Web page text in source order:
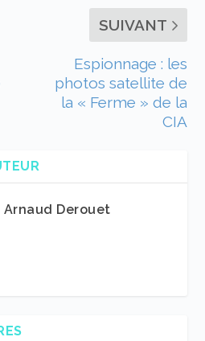
SUIVANT
Espionnage : les
photos satellite de
la « Ferme » de la
CIA
Arnaud Derouet